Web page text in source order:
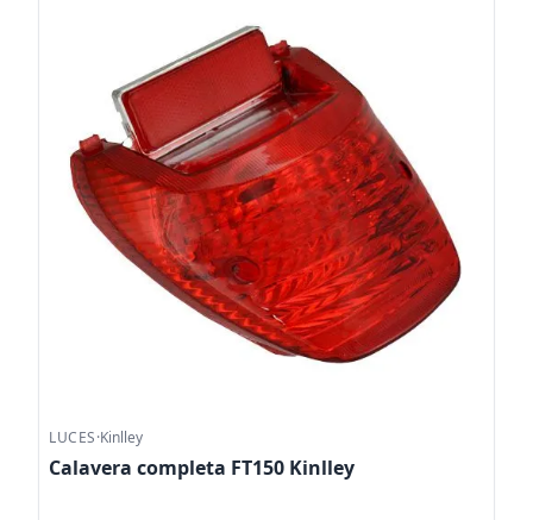
LUCES·Kinlley
Calavera completa FT150 Kinlley